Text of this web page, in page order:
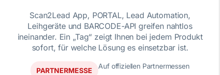
Scan2Lead App, PORTAL, Lead Automation,
Leihgeräte und BARCODE-API greifen nahtlos
ineinander. Ein „Tag“ zeigt Ihnen bei jedem Produkt
sofort, für welche Lösung es einsetzbar ist.
PARTNERMESSE Auf offiziellen Partnermessen